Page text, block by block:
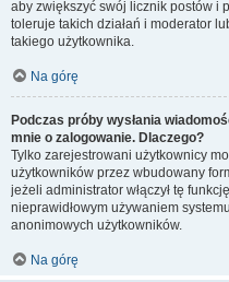
aby zwiększyć swój licznik postów i
toleruje takich działań i moderator
takiego użytkownika.
Na górę
Podczas próby wysłania
mnie o zalogowanie. Dlaczego?
Tylko zarejestrowani użytkownicy
użytkowników przez wbudowany
jeżeli administrator włączył tę
nieprawidłowym używaniem
anonimowych użytkowników.
Na górę